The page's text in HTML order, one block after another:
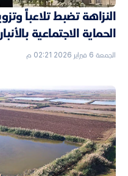
الحماية الاجتماعية بالأنبار
الجمعة 6 فبراير 2026 02:21 م